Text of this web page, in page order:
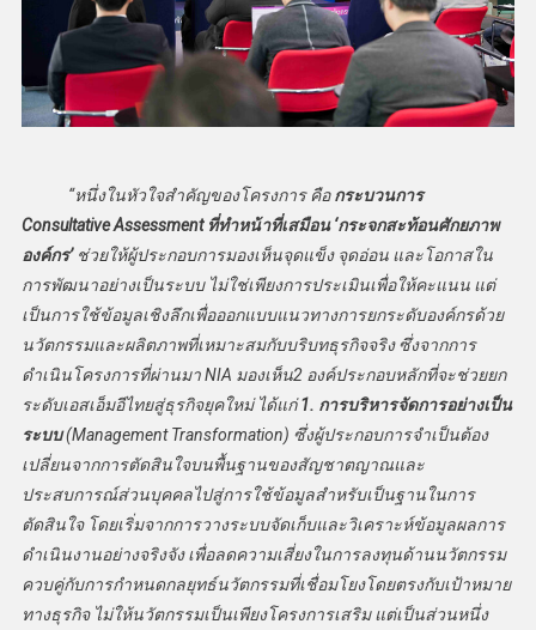
“หนึ่งในหัวใจสำคัญของโครงการ คือกระบวนการ
Consultative Assessment ที่ทำหน้าที่เสมือน ‘กระจกสะท้อนศักยภาพ
องค์กร’ช่วยให้ผู้ประกอบการมองเห็นจุดแข็ง จุดอ่อน และโอกาสใน
การพัฒนาอย่างเป็นระบบ ไม่ใช่เพียงการประเมินเพื่อให้คะแนน แต่
เป็นการใช้ข้อมูลเชิงลึกเพื่อออกแบบแนวทางการยกระดับองค์กรด้วย
นวัตกรรมและผลิตภาพที่เหมาะสมกับบริบทธุรกิจจริง ซึ่งจากการ
ดำเนินโครงการที่ผ่านมา NIA มองเห็น2 องค์ประกอบหลักที่จะช่วยยก
ระดับเอสเอ็มอีไทยสู่ธุรกิจยุคใหม่ ได้แก่1. การบริหารจัดการอย่างเป็น
ระบบ(Management Transformation) ซึ่งผู้ประกอบการจำเป็นต้อง
เปลี่ยนจากการตัดสินใจบนพื้นฐานของสัญชาตญาณและ
ประสบการณ์ส่วนบุคคลไปสู่การใช้ข้อมูลสำหรับเป็นฐานในการ
ตัดสินใจ โดยเริ่มจากการวางระบบจัดเก็บและวิเคราะห์ข้อมูลผลการ
ดำเนินงานอย่างจริงจัง เพื่อลดความเสี่ยงในการลงทุนด้านนวัตกรรม
ควบคู่กับการกำหนดกลยุทธ์นวัตกรรมที่เชื่อมโยงโดยตรงกับเป้าหมาย
ทางธุรกิจ ไม่ให้นวัตกรรมเป็นเพียงโครงการเสริม แต่เป็นส่วนหนึ่ง